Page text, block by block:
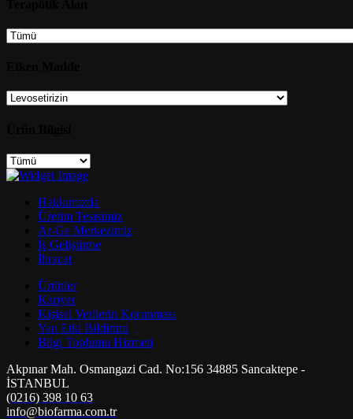
Hakkımızda
Üretim Tesisimiz
Ar-Ge Merkezimiz
İş Geliştirme
İhracat
Ürünler
Kariyer
Kişisel Verilerin Korunması
Yan Etki Bildirimi
Bilgi Toplumu Hizmeti
Akpınar Mah. Osmangazi Cad. No:156 34885 Sancaktepe -
İSTANBUL
(0216) 398 10 63
info@biofarma.com.tr